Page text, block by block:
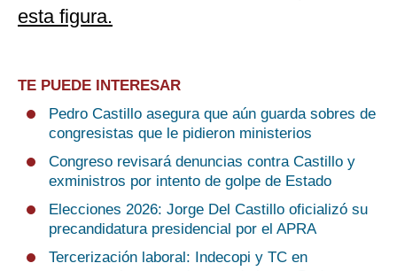
esta figura.
TE PUEDE INTERESAR
Pedro Castillo asegura que aún guarda sobres de
congresistas que le pidieron ministerios
Congreso revisará denuncias contra Castillo y
exministros por intento de golpe de Estado
Elecciones 2026: Jorge Del Castillo oficializó su
precandidatura presidencial por el APRA
Tercerización laboral: Indecopi y TC en